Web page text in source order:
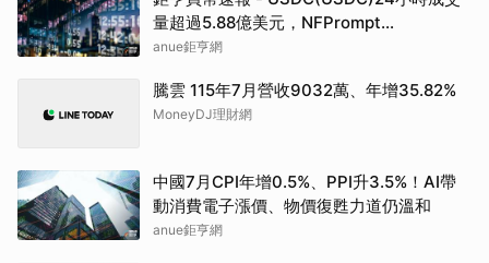
量超過5.88億美元，NFPrompt
Token(NFP)24小時漲幅達66.2%
anue鉅亨網
騰雲 115年7月營收9032萬、年增35.82%
MoneyDJ理財網
中國7月CPI年增0.5%、PPI升3.5%！AI帶
動消費電子漲價、物價復甦力道仍溫和
anue鉅亨網